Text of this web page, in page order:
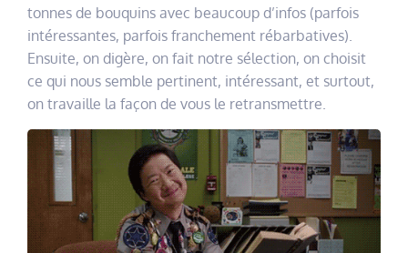
tonnes de bouquins avec beaucoup d’infos (parfois
intéressantes, parfois franchement rébarbatives).
Ensuite, on digère, on fait notre sélection, on choisit
ce qui nous semble pertinent, intéressant, et surtout,
on travaille la façon de vous le retransmettre.